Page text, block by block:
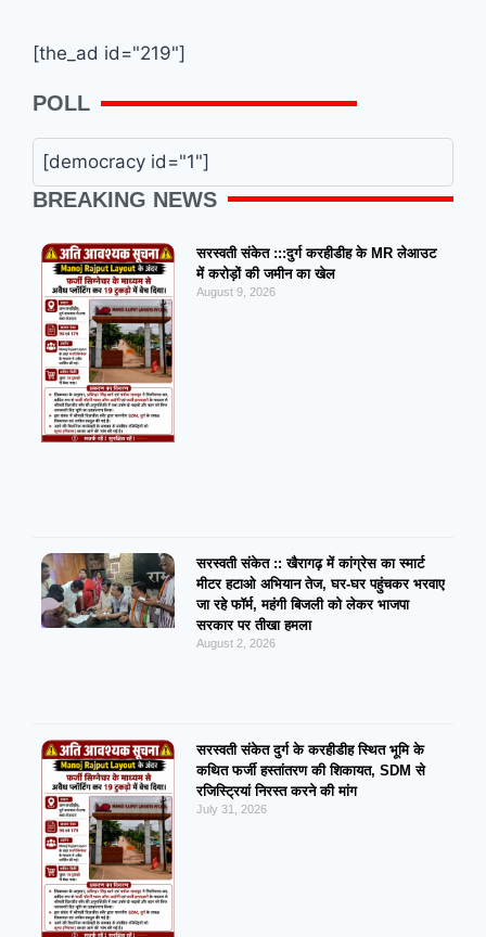
[the_ad id="219"]
POLL
[democracy id="1"]
BREAKING NEWS
सरस्वती संकेत :::दुर्ग करहीडीह के MR लेआउट
में करोड़ों की जमीन का खेल
August 9, 2026
सरस्वती संकेत :: खैरागढ़ में कांग्रेस का स्मार्ट
मीटर हटाओ अभियान तेज, घर-घर पहुंचकर भरवाए
जा रहे फॉर्म, महंगी बिजली को लेकर भाजपा
सरकार पर तीखा हमला
August 2, 2026
सरस्वती संकेत दुर्ग के करहीडीह स्थित भूमि के
कथित फर्जी हस्तांतरण की शिकायत, SDM से
रजिस्ट्रियां निरस्त करने की मांग
July 31, 2026